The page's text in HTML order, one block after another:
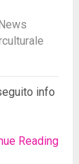
News
info
Reading